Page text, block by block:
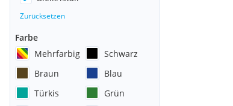
Zurücksetzen
Farbe
Mehrfarbig
Schwarz
Braun
Blau
Türkis
Grün